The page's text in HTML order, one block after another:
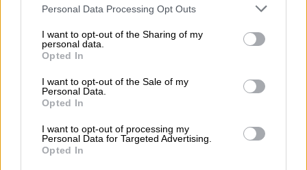
Personal Data Processing Opt Outs
I want to opt-out of the Sharing of my
personal data.
Opted In
I want to opt-out of the Sale of my
Personal Data.
Opted In
I want to opt-out of processing my
Personal Data for Targeted Advertising.
Opted In
EN